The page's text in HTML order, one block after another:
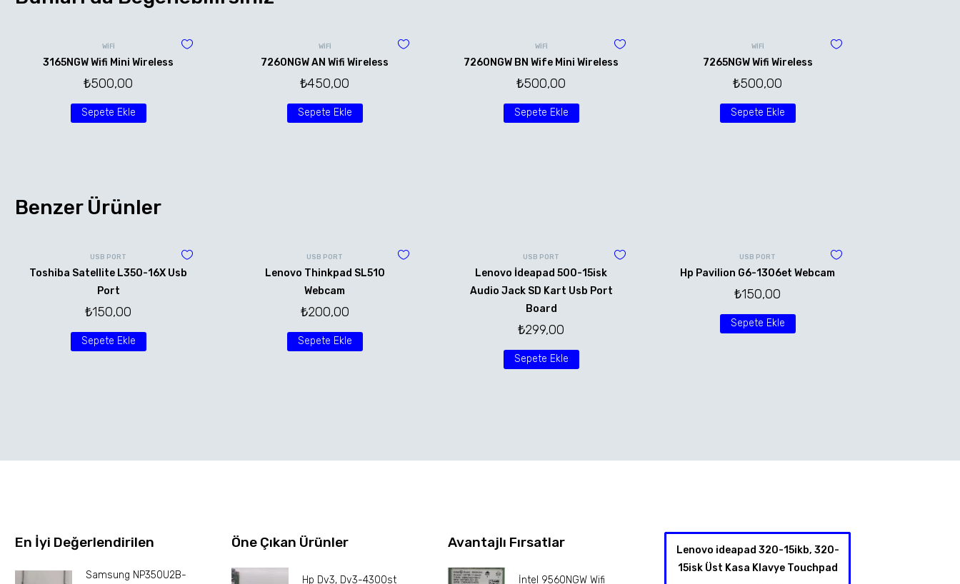
WİFİ
3165NGW Wifi Mini Wireless
₺500,00
Sepete Ekle
WİFİ
7260NGW AN Wifi Wireless
₺450,00
Sepete Ekle
WİFİ
7260NGW BN Wife Mini Wireless
₺500,00
Sepete Ekle
WİFİ
7265NGW Wifi Wireless
₺500,00
Sepete Ekle
Benzer Ürünler
USB PORT
Toshiba Satellite L350-16X Usb
Port
₺150,00
Sepete Ekle
USB PORT
Lenovo Thinkpad SL510
Webcam
₺200,00
Sepete Ekle
USB PORT
Lenovo İdeapad 500-15isk
Audio Jack SD Kart Usb Port
Board
₺299,00
Sepete Ekle
USB PORT
Hp Pavilion G6-1306et Webcam
₺150,00
Sepete Ekle
En İyi Değerlendirilen
Samsung NP350U2B-
Öne Çıkan Ürünler
Hp Dv3, Dv3-4300st
Avantajlı Fırsatlar
İntel 9560NGW Wifi
Lenovo ideapad 320-15ikb, 320-
15isk Üst Kasa Klavye Touchpad